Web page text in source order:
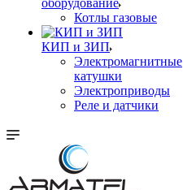
оборудование
Котлы газовые
КИП и ЗИП
Электромагнитные
катушки
Электроприводы
Реле и датчики